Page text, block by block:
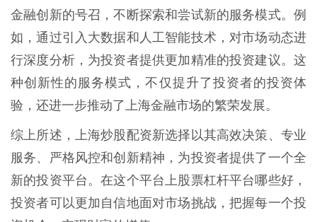
金融创新的号召，不断探索和尝试新的服务模式。例
如，通过引入大数据和人工智能技术，对市场动态进
行深度分析，为投资者提供更加精准的投资建议。这
种创新性的服务模式，不仅提升了投资者的投资体
验，还进一步推动了上海金融市场的繁荣发展。
综上所述，上海炒股配资新选择以其高效决策、专业
服务、严格风控和创新精神，为投资者提供了一个全
新的投资平台。在这个平台上股票杠杆平台哪些好，
投资者可以更加自信地面对市场挑战，把握每一个投